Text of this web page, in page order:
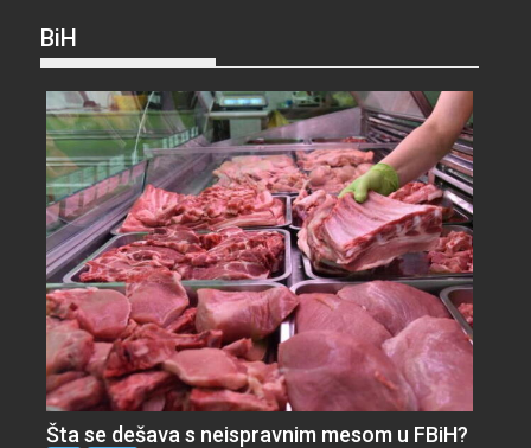
BiH
Šta se dešava s neispravnim mesom u FBiH?